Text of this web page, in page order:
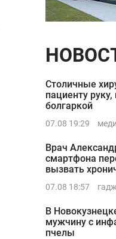
Столичные
пациенту
болгаркой
07.08 19:29
Врач
смартфона
вызвать
07.08 18:57
В
мужчину с
пчелы